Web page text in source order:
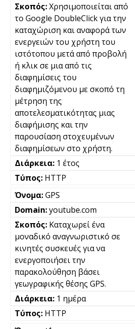
Χρησιμοποιείται από
το Google DoubleClick για την
καταχώριση και αναφορά των
ενεργειών του χρήστη του
ιστότοπου μετά από προβολή
ή κλικ σε μια από τις
διαφημίσεις του
διαφημιζόμενου με σκοπό τη
μέτρηση της
αποτελεσματικότητας μιας
διαφήμισης και την
παρουσίαση στοχευμένων
διαφημίσεων στο χρήστη.
1 έτος
HTTP
GPS
youtube.com
Καταχωρεί ένα
μοναδικό αναγνωριστικό σε
κινητές συσκευές για να
ενεργοποιήσει την
παρακολούθηση βάσει
γεωγραφικής θέσης GPS.
1 ημέρα
HTTP